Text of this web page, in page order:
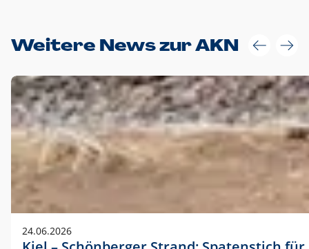
Weitere News zur AKN
24.06.2026